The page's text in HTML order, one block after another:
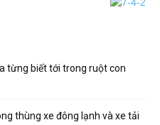
từng biết tới trong ruột con
thùng xe đông lạnh và xe tải